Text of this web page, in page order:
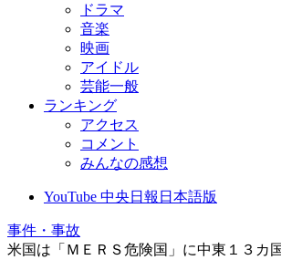
ドラマ
音楽
映画
アイドル
芸能一般
ランキング
アクセス
コメント
みんなの感想
YouTube 中央日報日本語版
事件・事故
米国は「ＭＥＲＳ危険国」に中東１３カ